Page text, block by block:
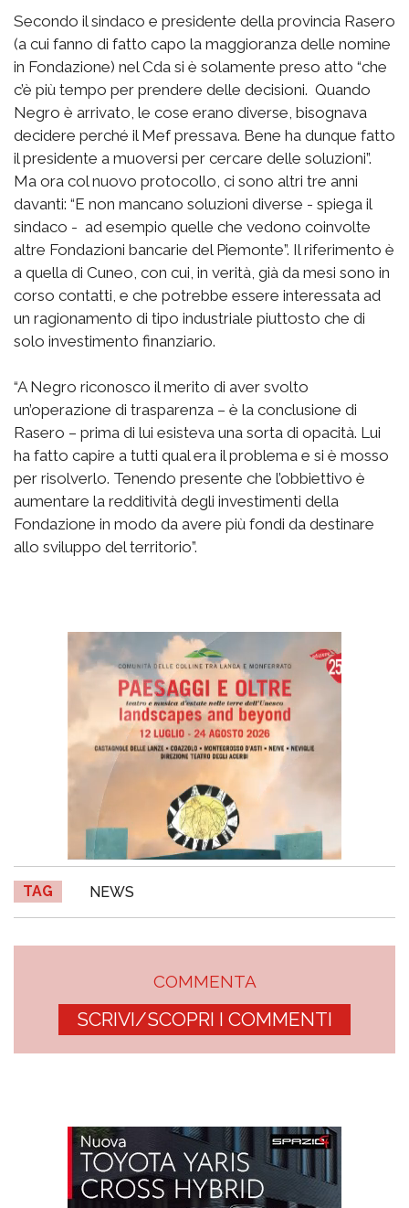
Secondo il sindaco e presidente della provincia Rasero
(a cui fanno di fatto capo la maggioranza delle nomine
in Fondazione) nel Cda si è solamente preso atto “che
c’è più tempo per prendere delle decisioni. Quando
Negro è arrivato, le cose erano diverse, bisognava
decidere perché il Mef pressava. Bene ha dunque fatto
il presidente a muoversi per cercare delle soluzioni”.
Ma ora col nuovo protocollo, ci sono altri tre anni
davanti: “E non mancano soluzioni diverse - spiega il
sindaco - ad esempio quelle che vedono coinvolte
altre Fondazioni bancarie del Piemonte”. Il riferimento è
a quella di Cuneo, con cui, in verità, già da mesi sono in
corso contatti, e che potrebbe essere interessata ad
un ragionamento di tipo industriale piuttosto che di
solo investimento finanziario.
“A Negro riconosco il merito di aver svolto
un’operazione di trasparenza – è la conclusione di
Rasero – prima di lui esisteva una sorta di opacità. Lui
ha fatto capire a tutti qual era il problema e si è mosso
per risolverlo. Tenendo presente che l’obbiettivo è
aumentare la redditività degli investimenti della
Fondazione in modo da avere più fondi da destinare
allo sviluppo del territorio”.
TAG NEWS
COMMENTA
SCRIVI/SCOPRI I COMMENTI